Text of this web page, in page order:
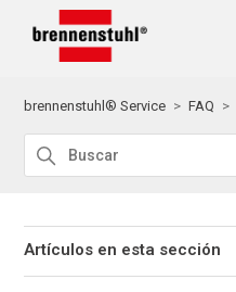
brennenstuhl® Service FAQ
Artículos en esta sección